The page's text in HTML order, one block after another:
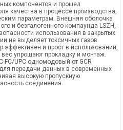
компонентов и прошел
качества в процессе производства,
параметрам. Внешняя оболочка
и безгалогенного компаунда LSZH,
использования в закрытых
не выделяет токсичных газов.
и прост в использовании,
упрощают прокладку и монтаж.
FC/UPC одномодовый от GCR
передачи данных в современных
высокую пропускную
соединения.